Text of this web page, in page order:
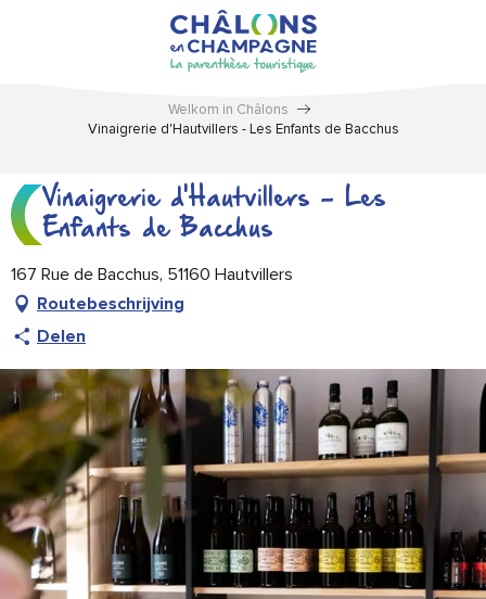
Welkom in Châlons
Vinaigrerie d'Hautvillers - Les Enfants de Bacchus
Vinaigrerie d'Hautvillers - Les
Enfants de Bacchus
167 Rue de Bacchus, 51160 Hautvillers
Routebeschrijving
Delen